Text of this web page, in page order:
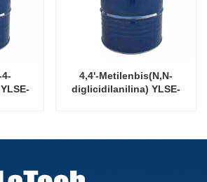
4,4'-Metilenbis(N,N-
diglicidilanilina) YLSE-